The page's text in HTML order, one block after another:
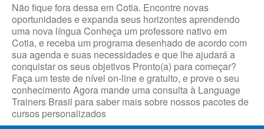
Não fique fora dessa em Cotia. Encontre novas
oportunidades e expanda seus horizontes aprendendo
uma nova língua Conheça um professore nativo em
Cotia, e receba um programa desenhado de acordo com
sua agenda e suas necessidades e que lhe ajudará a
conquistar os seus objetivos Pronto(a) para começar?
Faça um teste de nível on-line e gratuito, e prove o seu
conhecimento Agora mande uma consulta à Language
Trainers Brasil para saber mais sobre nossos pacotes de
cursos personalizados